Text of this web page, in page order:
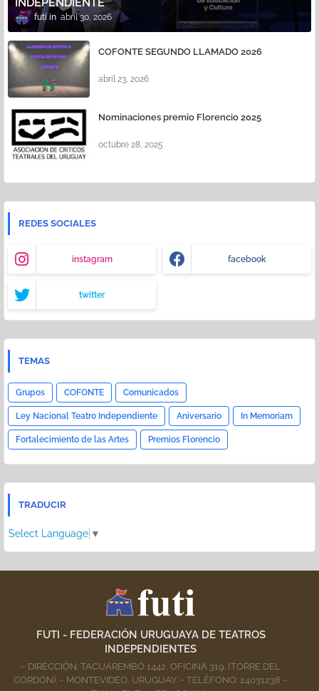
INDEPENDIENTE
futi abril 30, 2026
COFONTE SEGUNDO LLAMADO 2026
abril 23, 2026
Nominaciones premio Florencio 2025
octubre 28, 2025
REDES SOCIALES
instagram facebook
twitter
TEMAS
Grupos COFONTE Comunicados
Ley Nacional Teatro Independiente Aniversario In Memoriam
Fortalecimiento de las Artes Premios Florencio
TRADUCIR
Select Language ▼
FUTI - FEDERACIÓN URUGUAYA DE TEATROS
INDEPENDIENTES
~ DIRECCIÓN: TACUAREMBÓ 1442, OFICINA 319. (TORRE DEL
CORDÓN). ~ MONTEVIDEO, URUGUAY. ~ TELÉFONO: 24031238 ~